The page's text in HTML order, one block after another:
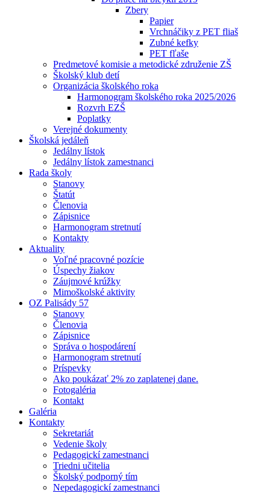
Zbery
Papier
Vrchnáčiky z PET fliaš
Zubné kefky
PET fľaše
Predmetové komisie a metodické združenie ZŠ
Školský klub detí
Organizácia školského roka
Harmonogram školského roka 2025/2026
Rozvrh EZŠ
Poplatky
Verejné dokumenty
Školská jedáleň
Jedálny lístok
Jedálny lístok zamestnanci
Rada školy
Stanovy
Štatút
Členovia
Zápisnice
Harmonogram stretnutí
Kontakty
Aktuality
Voľné pracovné pozície
Úspechy žiakov
Záujmové krúžky
Mimoškolské aktivity
OZ Palisády 57
Stanovy
Členovia
Zápisnice
Správa o hospodárení
Harmonogram stretnutí
Príspevky
Ako poukázať 2% zo zaplatenej dane.
Fotogaléria
Kontakt
Galéria
Kontakty
Sekretariát
Vedenie školy
Pedagogickí zamestnanci
Triedni učitelia
Školský podporný tím
Nepedagogickí zamestnanci